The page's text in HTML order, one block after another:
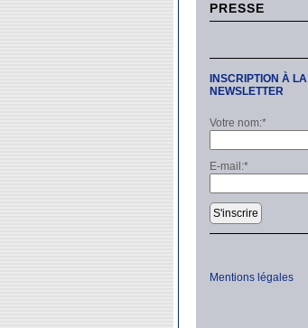
PRESSE
INSCRIPTION À LA
NEWSLETTER
Votre nom:*
E-mail:*
S'inscrire
Mentions légales